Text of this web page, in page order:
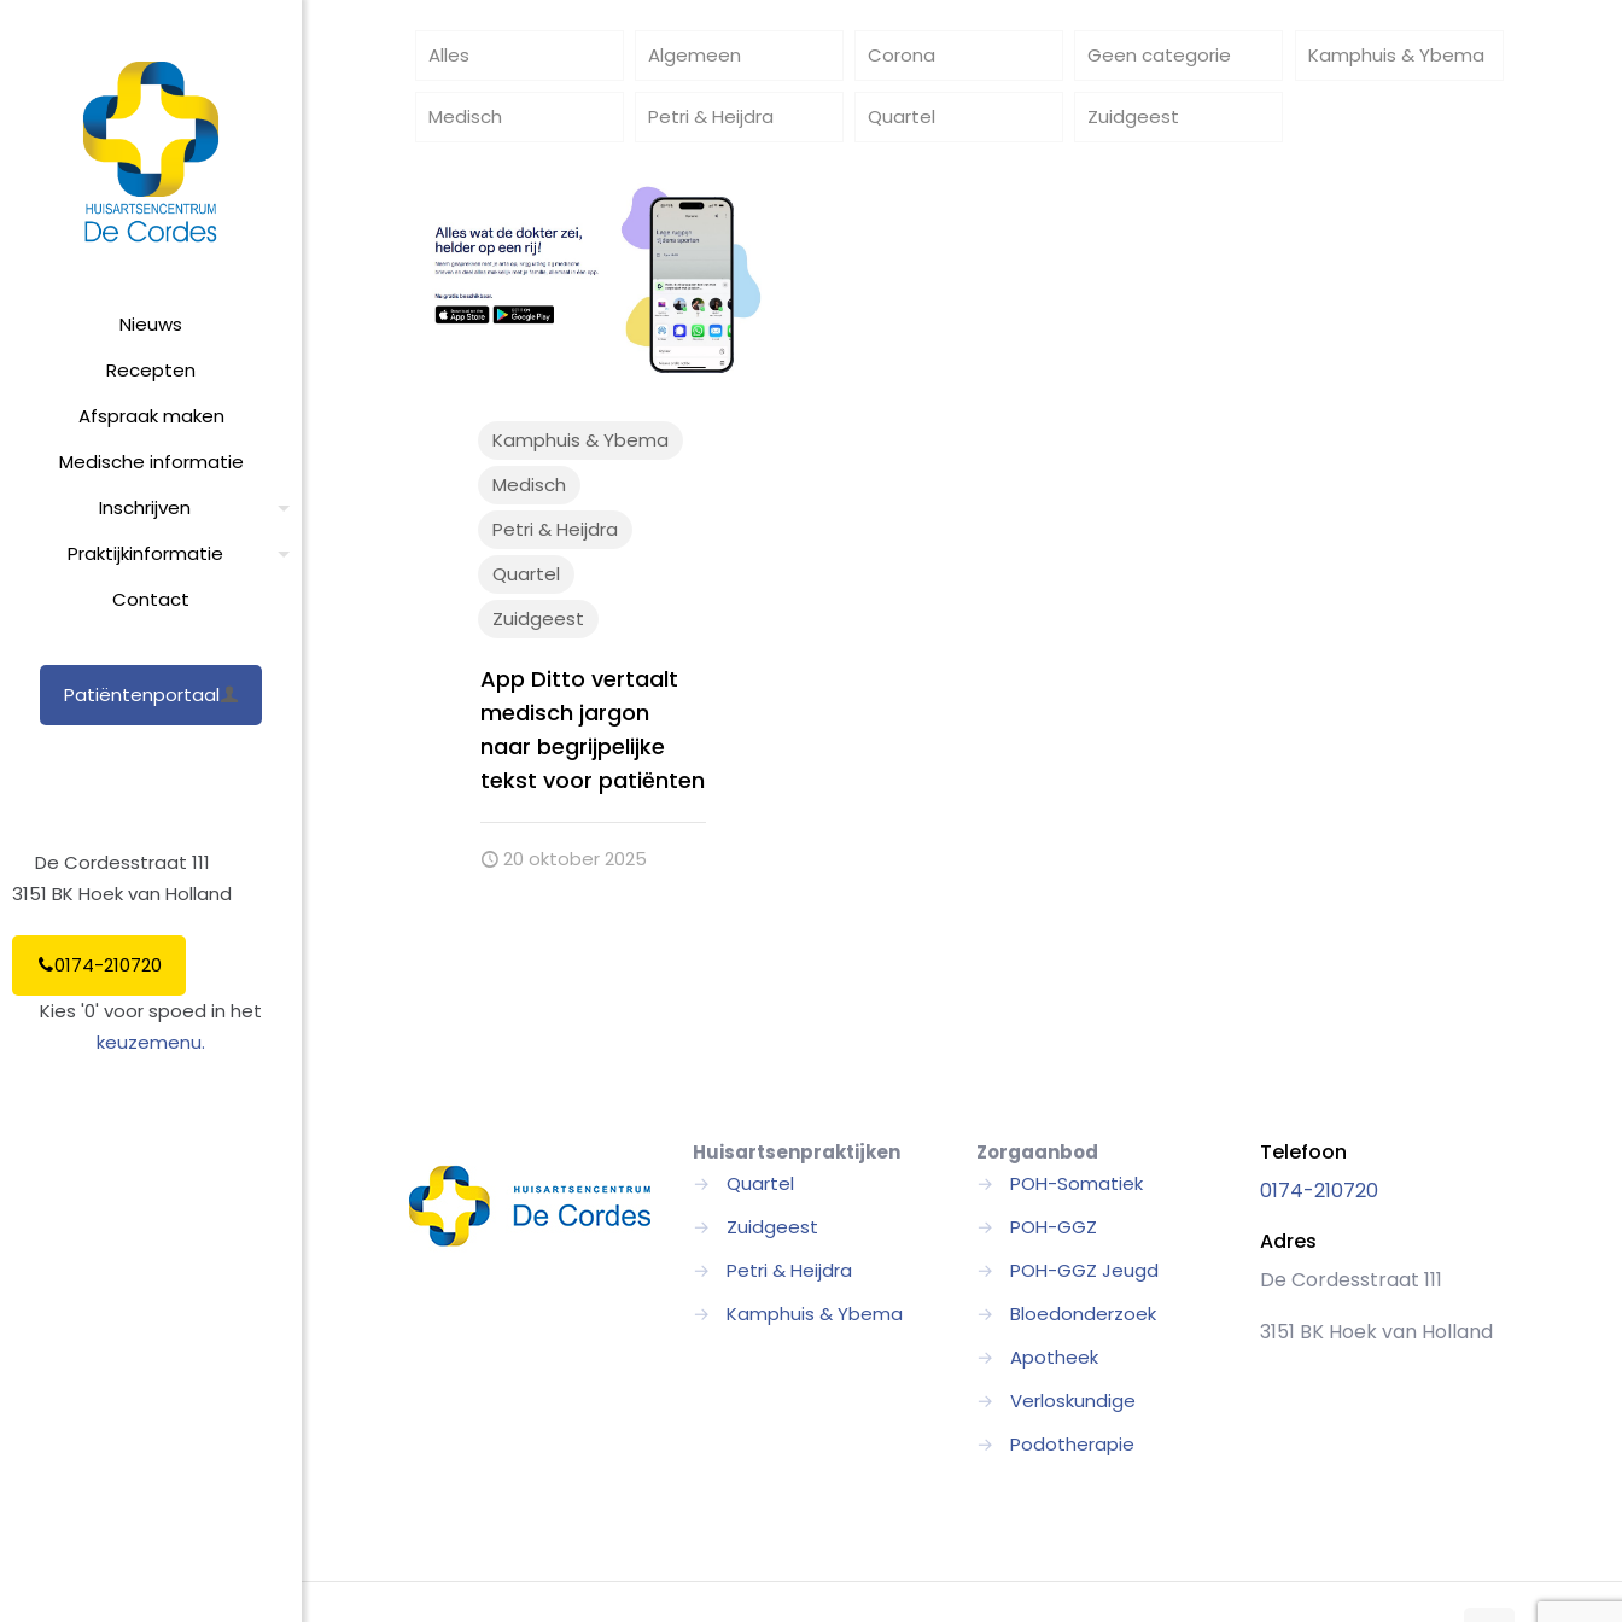
Nieuws
Recepten
Afspraak maken
Medische informatie
Inschrijven
Praktijkinformatie
Contact
Patiëntenportaal
De Cordesstraat 111
3151 BK Hoek van Holland
0174-210720
Kies '0' voor spoed in het
keuzemenu.
Alles Algemeen Corona Geen categorie Kamphuis & Ybema
Medisch Petri & Heijdra Quartel Zuidgeest
Kamphuis & Ybema
Medisch
Petri & Heijdra
Quartel
Zuidgeest
App Ditto vertaalt
medisch jargon
naar begrijpelijke
tekst voor patiënten
20 oktober 2025
Huisartsenpraktijken
→
Quartel
→
Zuidgeest
→
Petri & Heijdra
→
Kamphuis & Ybema
Zorgaanbod
→
POH-Somatiek
→
POH-GGZ
→
POH-GGZ Jeugd
→
Bloedonderzoek
→
Apotheek
→
Verloskundige
→
Podotherapie
Telefoon
0174-210720
Adres
De Cordesstraat 111
3151 BK Hoek van Holland